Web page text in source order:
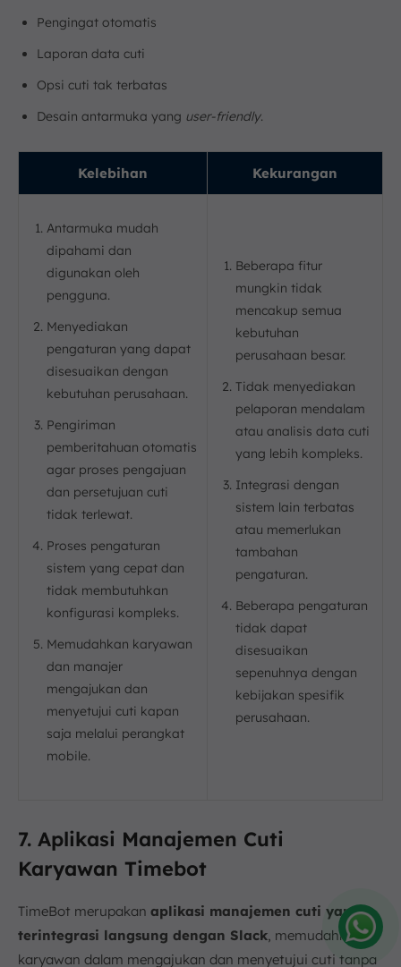
Pengingat otomatis
Laporan data cuti
Opsi cuti tak terbatas
Desain antarmuka yang user-friendly.
Kelebihan Kekurangan
Antarmuka mudah
dipahami dan
digunakan oleh
pengguna.
Menyediakan
pengaturan yang dapat
disesuaikan dengan
kebutuhan perusahaan.
Pengiriman
pemberitahuan otomatis
agar proses pengajuan
dan persetujuan cuti
tidak terlewat.
Proses pengaturan
sistem yang cepat dan
tidak membutuhkan
konfigurasi kompleks.
Memudahkan karyawan
dan manajer
mengajukan dan
menyetujui cuti kapan
saja melalui perangkat
mobile.
Beberapa fitur
mungkin tidak
mencakup semua
kebutuhan
perusahaan besar.
Tidak menyediakan
pelaporan mendalam
atau analisis data cuti
yang lebih kompleks.
Integrasi dengan
sistem lain terbatas
atau memerlukan
tambahan
pengaturan.
Beberapa pengaturan
tidak dapat
disesuaikan
sepenuhnya dengan
kebijakan spesifik
perusahaan.
7. Aplikasi Manajemen Cuti
Karyawan Timebot
TimeBot merupakan aplikasi manajemen cuti yang
terintegrasi langsung dengan Slack, memudahkan
karyawan dalam mengajukan dan menyetujui cuti tanpa
Amelia